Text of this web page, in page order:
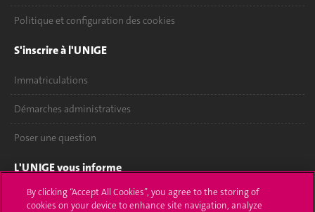
Politique et configuration des cookies
S'inscrire à l'UNIGE
Immatriculations
Démarches administratives
Poser une question
L'UNIGE vous informe
UNIGE Mobile
By clicking “Accept All Cookies”, you agree to the storing of
cookies on your device to enhance site navigation, analyze